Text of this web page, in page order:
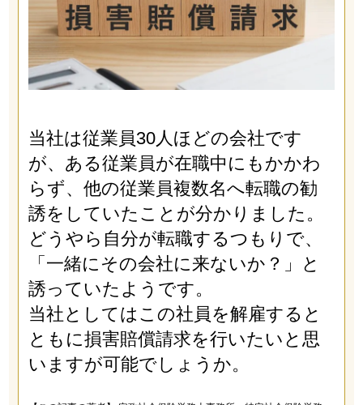
当社は従業員30人ほどの会社です
が、ある従業員が在職中にもかかわ
らず、他の従業員複数名へ転職の勧
誘をしていたことが分かりました。
どうやら自分が転職するつもりで、
「一緒にその会社に来ないか？」と
誘っていたようです。
当社としてはこの社員を解雇すると
ともに損害賠償請求を行いたいと思
いますが可能でしょうか。